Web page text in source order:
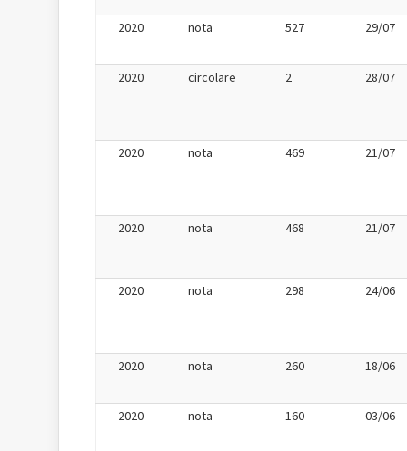
2020 nota 527 29/07
2020 circolare 2 28/07
2020 nota 469 21/07
2020 nota 468 21/07
2020 nota 298 24/06
2020 nota 260 18/06
2020 nota 160 03/06